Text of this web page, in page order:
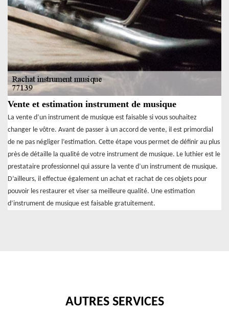
Vente et estimation instrument de musique
La vente d’un instrument de musique est faisable si vous souhaitez
changer le vôtre. Avant de passer à un accord de vente, il est primordial
de ne pas négliger l’estimation. Cette étape vous permet de définir au plus
près de détaille la qualité de votre instrument de musique. Le luthier est le
prestataire professionnel qui assure la vente d’un instrument de musique.
D’ailleurs, il effectue également un achat et rachat de ces objets pour
pouvoir les restaurer et viser sa meilleure qualité. Une estimation
d’instrument de musique est faisable gratuitement.
AUTRES SERVICES